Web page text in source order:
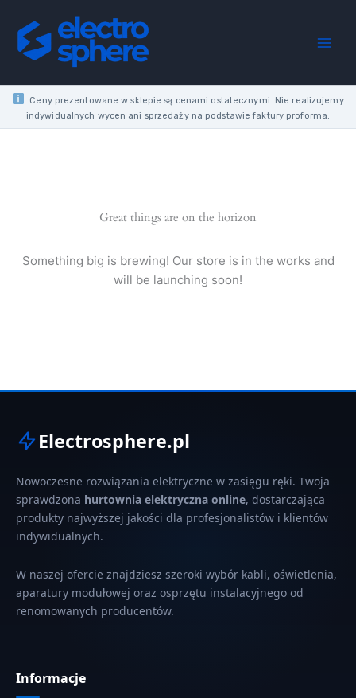
content
Ceny prezentowane w sklepie są cenami ostatecznymi. Nie realizujemy
indywidualnych wycen ani sprzedaży na podstawie faktury proforma.
Great things are on the horizon
Something big is brewing! Our store is in the works and
will be launching soon!
Electrosphere.pl
Nowoczesne rozwiązania elektryczne w zasięgu ręki. Twoja
sprawdzona hurtownia elektryczna online, dostarczająca
produkty najwyższej jakości dla profesjonalistów i klientów
indywidualnych.
W naszej ofercie znajdziesz szeroki wybór kabli, oświetlenia,
aparatury modułowej oraz osprzętu instalacyjnego od
renomowanych producentów.
Informacje